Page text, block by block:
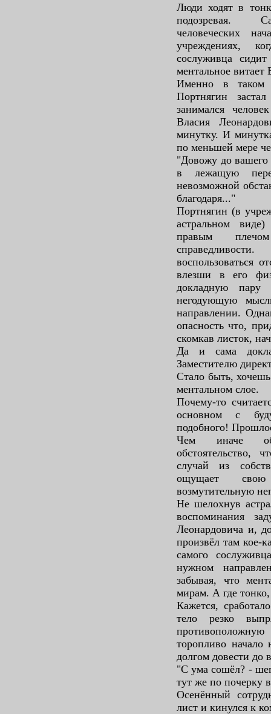
Люди ходят в
подозревая.
человеческих
учреждениях,
сослуживца
ментальное витает
Именно в таком
Портнягин
занимался
Власия
минутку. И
по меньшей мере
"Довожу до вашего
в лежащую
невозможной
благодаря..."
Портнягин (в
астральном
правым
воспользоваться
влезши в его
докладную
негодующую
направлении.
опасность что,
скомкав листок,
Да и сама
Заместителю
Стало быть,
ментальном слое.
Почему-то
основном с
подобного!
Чем иначе
обстоятельство,
случай из
ощущает
возмутительную
Не шелохнув
воспоминания
Леонардовича и,
произвёл там кое-
самого
нужном
забывая, что
мирам. А где
Кажется,
тело резко
торопливо
долгом довести до
"С ума сошёл? -
тут же по почерку
Осенённый
лист и кинулся к